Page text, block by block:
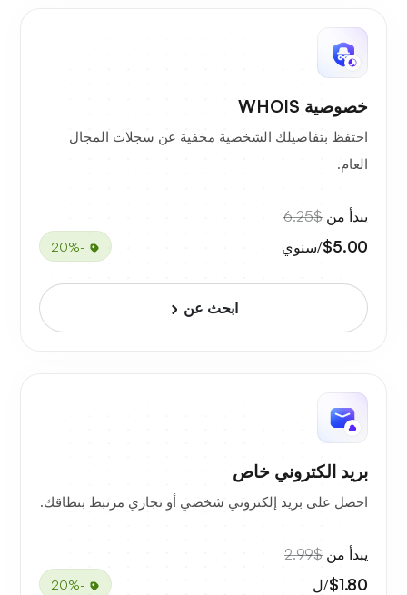
خصوصية WHOIS
احتفظ بتفاصيلك الشخصية مخفية عن سجلات المجال
العام.
يبدأ من $6.25
$5.00/سنوي -20%
ابحث عن
بريد الكتروني خاص
احصل على بريد إلكتروني شخصي أو تجاري مرتبط بنطاقك.
يبدأ من $2.99
$1.80/ل -20%